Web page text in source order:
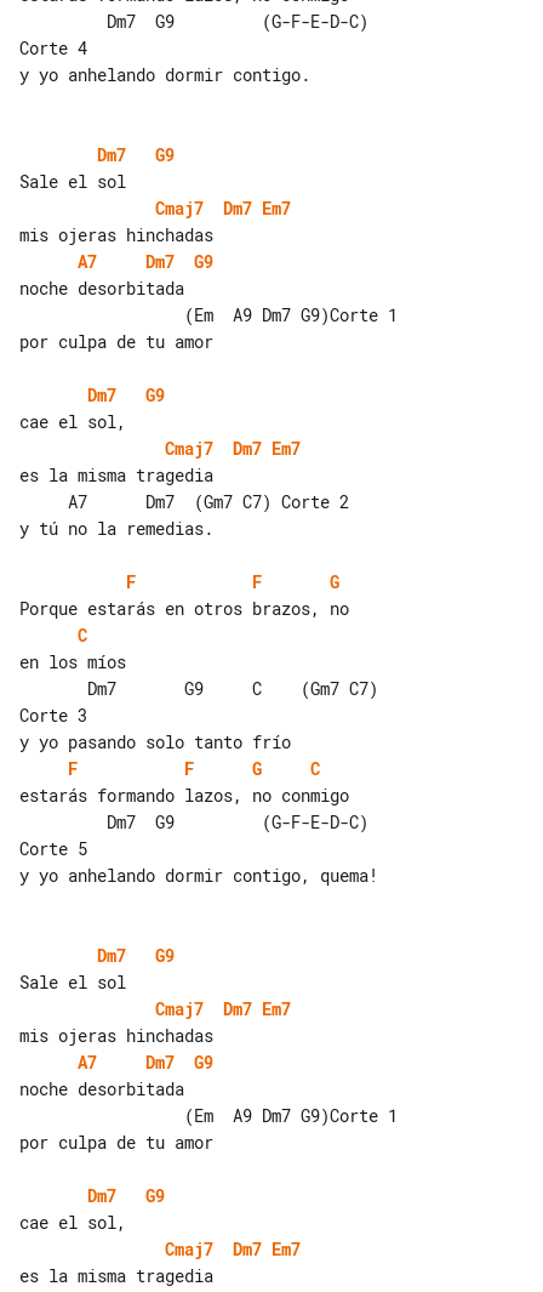
Corte 4
y yo anhelando dormir contigo.
Dm7
G9
Cmaj7
Dm7 Em7
A7
Dm7
G9
noche desorbitada
por culpa de tu amor
Dm7
G9
Cmaj7
Dm7 Em7
es la misma tragedia
y tú no la remedias.
F F
G
C
en los míos
Corte 3
F
F G
C
estarás formando lazos, no conmigo
Corte 5
y yo anhelando dormir contigo, quema!
Dm7
G9
Cmaj7
Dm7 Em7
A7
Dm7
G9
noche desorbitada
por culpa de tu amor
Dm7
G9
Cmaj7
Dm7 Em7
es la misma tragedia